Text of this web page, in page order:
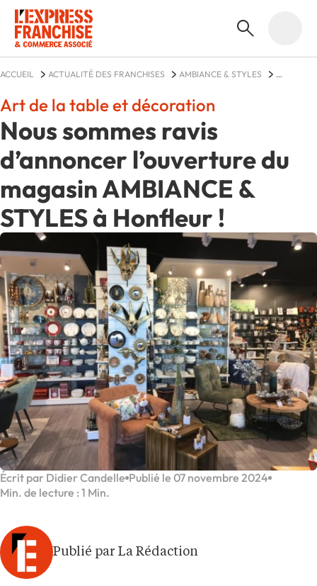
ACCUEIL ACTUALITÉ DES FRANCHISES
AMBIANCE & STYLES
Nous sommes ravis
d’annoncer l’ouverture du
magasin AMBIANCE &
STYLES à Honfleur !
Art de la table et décoration
Écrit par Didier Candelle Publié le 07 novembre 2024
Min. de lecture : 1 Min.
Publié par La Rédaction